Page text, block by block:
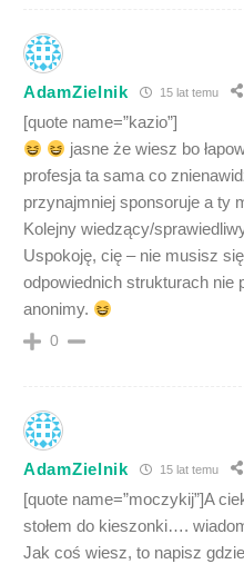
AdamZielnik 15 lat temu
[quote name=”kazio”]
jasne że wiesz bo
profesja ta sama co
przynajmniej sponsoruje a ty
Kolejny wiedzący/
Uspokoję, cię – nie musisz
odpowiednich strukturach nie
anonimy.
0
AdamZielnik 15 lat temu
[quote name=”moczykij”]A
stołem do kieszonki….
Jak coś wiesz, to napisz